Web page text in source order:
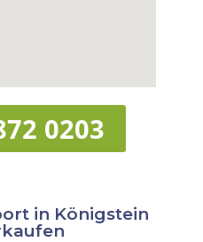
0203
in Königstein